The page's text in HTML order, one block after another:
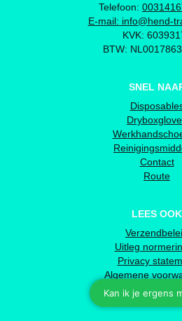
Telefoon:
E-mail: info@hend-
KVK:
BTW:
SNEL
Contact
Route
LEES OOK
Uitleg
Privacy
Algemene